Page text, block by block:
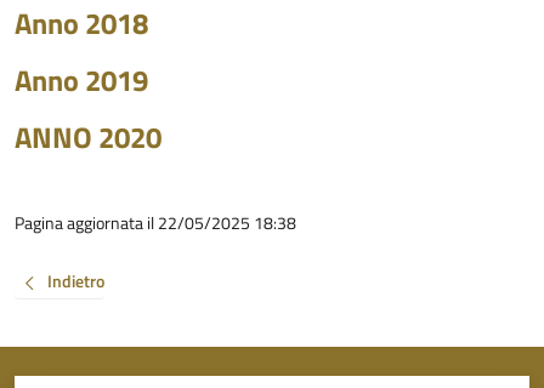
Anno 2018
Anno 2019
ANNO 2020
Pagina aggiornata il 22/05/2025 18:38
Indietro